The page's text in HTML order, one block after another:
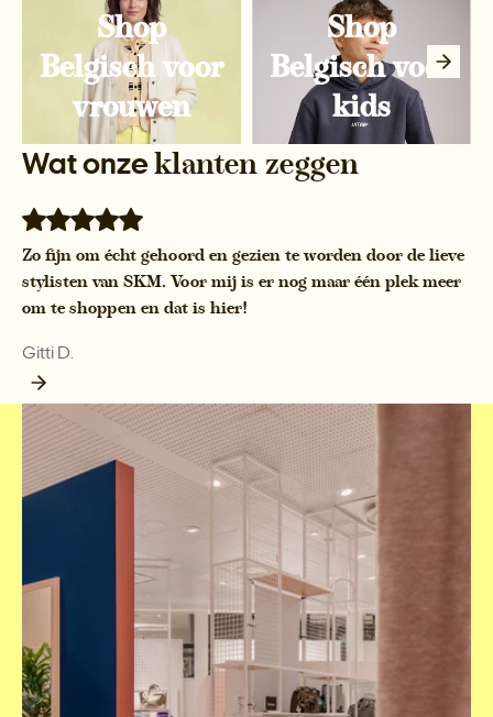
Shop
Belgisch voor
vrouwen
Shop
Belgisch voor
kids
Wat onzeklanten zeggen
Zo fijn om écht gehoord en gezien te worden door de lieve
stylisten van SKM. Voor mij is er nog maar één plek meer
om te shoppen en dat is hier!
Gitti D.